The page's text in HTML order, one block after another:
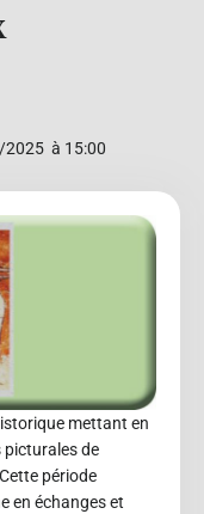
2025 à 15:00
mettant en
picturales de
période
en échanges et